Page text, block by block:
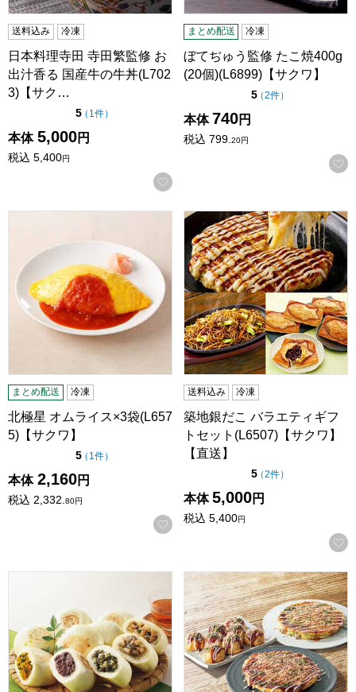
送料込み 冷凍
日本料理寺田 寺田繁監修 お
出汁香る 国産牛の牛丼(L702
3)【サク…
5点（5点満点中）
（ 1件の評価
）
本体 5,000円
税込 5,400円
お気に入りに登録する
まとめ配送 冷凍
ぼてぢゅう監修 たこ焼400g
(20個)(L6899)【サクワ】
5点（5点満点中）
（2件の評価
）
本体 740円
税込 799. 20円
北極星 オムライス×3袋(L6575)【サクワ】
まとめ配送 冷凍
北極星 オムライス×3袋(L657
5)【サクワ】
5点（5点満点中）
（ 1件の評価
）
本体 2,160円
税込 2,332.80円
お気に入りに登録する
築地銀だこ バラエティギフ
送料込み 冷凍
築地銀だこ バラエティギフ
トセット(L6507)【サクワ】
【直送】
5点（5点満点中）
（2件の評価
）
本体 5,000円
税込 5,400円
小川の庄 縄文おやき夏の15個セット【夏の贈りもの・お中
千房 お好み焼・ねぎ焼・た